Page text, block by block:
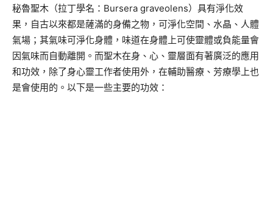
秘魯聖木（拉丁學名：Bursera graveolens）具有淨化效
果，自古以來都是薩滿的身備之物，可淨化空間、水晶、人體
氣場；其氣味可淨化身體，味道在身體上可使靈體或負能量會
因氣味而自動離開。而聖木在身、心、靈層面有著廣泛的應用
和功效，除了身心靈工作者使用外，在輔助醫療、芳療學上也
是會使用的。以下是一些主要的功效：